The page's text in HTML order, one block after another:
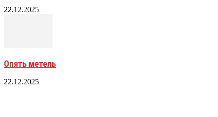
22.12.2025
Опять метель
22.12.2025